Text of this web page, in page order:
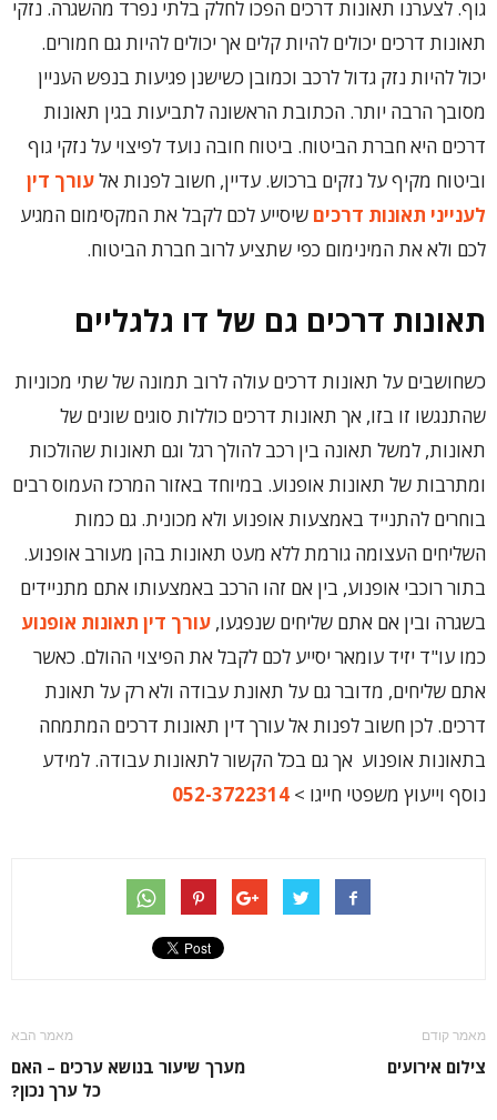
גוף. לצערנו תאונות דרכים הפכו לחלק בלתי נפרד מהשגרה. נזקי
תאונות דרכים יכולים להיות קלים אך יכולים להיות גם חמורים.
יכול להיות נזק גדול לרכב וכמובן כשישנן פגיעות בנפש העניין
מסובך הרבה יותר. הכתובת הראשונה לתביעות בגין תאונות
דרכים היא חברת הביטוח. ביטוח חובה נועד לפיצוי על נזקי גוף
וביטוח מקיף על נזקים ברכוש. עדיין, חשוב לפנות אלעורך דין
לענייני תאונות דרכים שיסייע לכם לקבל את המקסימום המגיע
לכם ולא את המינימום כפי שתציע לרוב חברת הביטוח.
תאונות דרכים גם של דו גלגליים
כשחושבים על תאונות דרכים עולה לרוב תמונה של שתי מכוניות
שהתנגשו זו בזו, אך תאונות דרכים כוללות סוגים שונים של
תאונות, למשל תאונה בין רכב להולך רגל וגם תאונות שהולכות
ומתרבות של תאונות אופנוע. במיוחד באזור המרכז העמוס רבים
בוחרים להתנייד באמצעות אופנוע ולא מכונית. גם כמות
השליחים העצומה גורמת ללא מעט תאונות בהן מעורב אופנוע.
בתור רוכבי אופנוע, בין אם זהו הרכב באמצעותו אתם מתניידים
בשגרה ובין אם אתם שליחים שנפגעו, עורך דין תאונות אופנוע
כמו עו"ד יזיד עומאר יסייע לכם לקבל את הפיצוי ההולם. כאשר
אתם שליחים, מדובר גם על תאונת עבודה ולא רק על תאונת
דרכים. לכן חשוב לפנות אל עורך דין תאונות דרכים המתמחה
בתאונות אופנוע אך גם בכל הקשור לתאונות עבודה. למידע
נוסף וייעוץ משפטי חייגו > 052-3722314
מאמר קודם
צילום אירועים
מאמר הבא
מערך שיעור בנושא ערכים – האם
כל ערך נכון?